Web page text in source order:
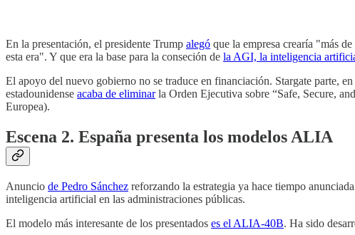
En la presentación, el presidente Trump alegó que la empresa crearía "más
esta era". Y que era la base para la conseción de la AGI, la inteligencia
El apoyo del nuevo gobierno no se traduce en financiación. Stargate parte,
estadounidense acaba de eliminarla Orden Ejecutiva sobre “Safe, Secure,
Europea).
Escena 2. España presenta los modelos ALIA
Anuncio de Pedro Sánchez reforzando la estrategia ya hace tiempo
inteligencia artificial en las administraciones públicas.
El modelo más interesante de los presentados es el ALIA-40B. Ha sido